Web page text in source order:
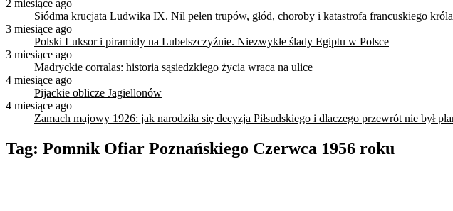
2 miesiące ago
Siódma krucjata Ludwika IX. Nil pełen trupów, głód, choroby i katastrofa francuskiego
3 miesiące ago
Polski Luksor i piramidy na Lubelszczyźnie. Niezwykłe ślady Egiptu w Polsce
3 miesiące ago
Madryckie corralas: historia sąsiedzkiego życia wraca na ulice
4 miesiące ago
Pijackie oblicze Jagiellonów
4 miesiące ago
Zamach majowy 1926: jak narodziła się decyzja Piłsudskiego i dlaczego przewrót nie był
Tag: Pomnik Ofiar Poznańskiego Czerwca 1956 roku